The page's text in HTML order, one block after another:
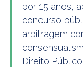
por 15 anos,
concurso
arbitragem
Direito Público.